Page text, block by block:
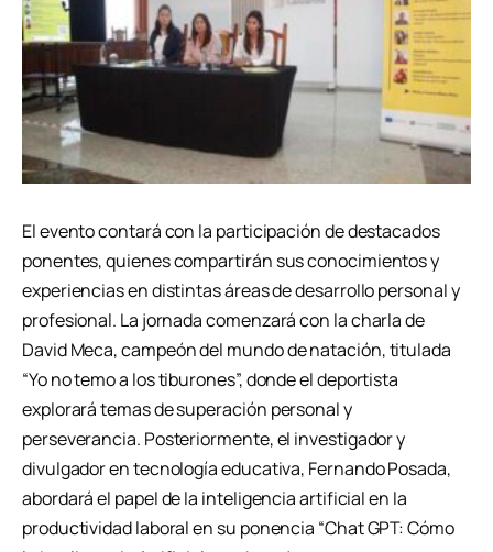
El evento contará con la participación de destacados
ponentes, quienes compartirán sus conocimientos y
experiencias en distintas áreas de desarrollo personal y
profesional. La jornada comenzará con la charla de
David Meca, campeón del mundo de natación, titulada
“Yo no temo a los tiburones”, donde el deportista
explorará temas de superación personal y
perseverancia. Posteriormente, el investigador y
divulgador en tecnología educativa, Fernando Posada,
abordará el papel de la inteligencia artificial en la
productividad laboral en su ponencia “Chat GPT: Cómo